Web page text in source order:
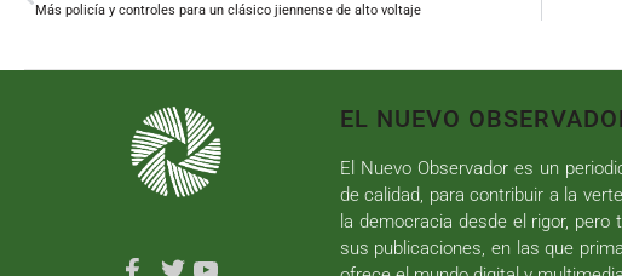
Más policía y controles para un clásico jiennense de alto voltaje
EL NUEVO
El Nuevo Observador es un
de calidad, para contribuir a la
la democracia desde el rigor,
sus publicaciones, en las que